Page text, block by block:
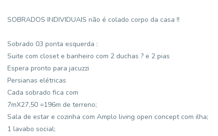
SOBRADOS INDIVIDUAIS não é colado corpo da casa !!
Sobrado 03 ponta esquerda :
Suite com closet e banheiro com 2 duchas ? e 2 pias
Espera pronto para jacuzzi
Persianas elétricas
Cada sobrado fica com
7mX27,50 =196m de terreno;
Sala de estar e cozinha com Amplo living open concept com ilha;
1 lavabo social;